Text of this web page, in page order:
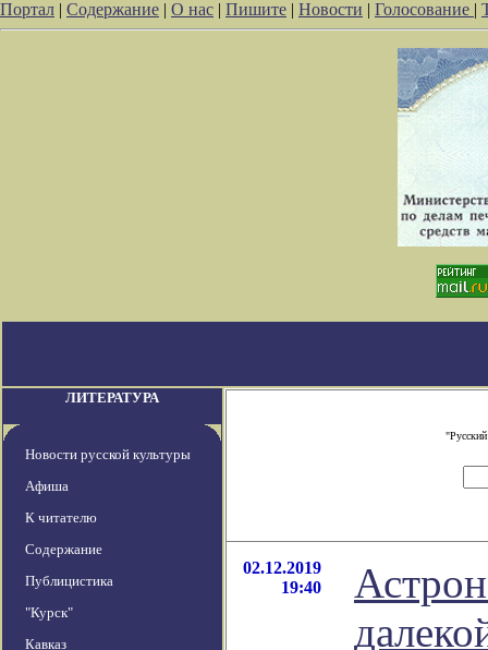
Портал | Содержание | О нас | Пишите | Новости | Голосование |
ЛИТЕРАТУРА
Новости русской культуры
Афиша
К читателю
Содержание
Публицистика
"Курск"
Кавказ
02.12.2019
19:40